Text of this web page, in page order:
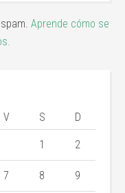
spam.Aprende cómo se
V S D
1 2
7 8 9